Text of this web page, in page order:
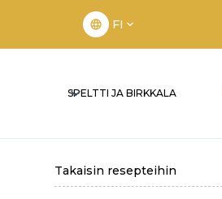
FI
SPELTTI JA BIRKKALA
Takaisin resepteihin